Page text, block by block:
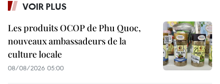
VOIR PLUS
Les produits OCOP de Phu Quoc,
nouveaux ambassadeurs de la
culture locale
08/08/2026 05:00